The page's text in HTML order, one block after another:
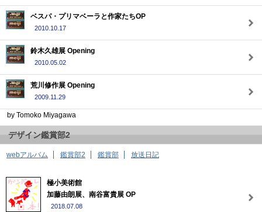
ベスパ・プリマベーラと作家たちOP
2010.10.17
鈴木久雄展 Opening
2010.05.02
荒川修作展 Opening
2009.11.29
by Tomoko Miyagawa
デザイン鑑賞部2
webアルバム 鑑賞部2 鑑賞部 放送日記
極小美術館
加藤由朗展、南谷富貴展 OP
2018.07.08